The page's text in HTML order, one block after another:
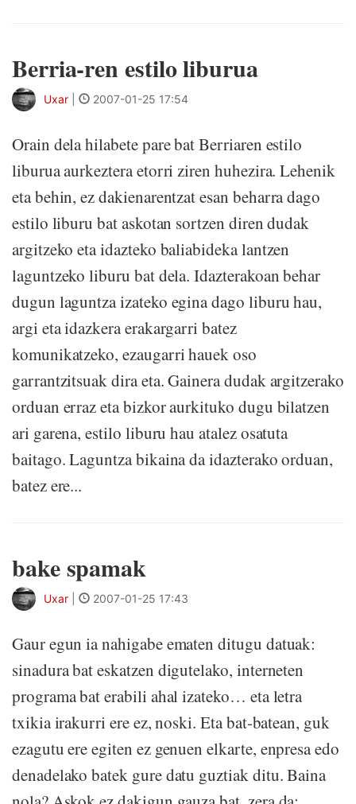
Berria-ren estilo liburua
Uxar 2007-01-25 17:54
Orain dela hilabete pare bat Berriaren estilo
liburua aurkeztera etorri ziren huhezira. Lehenik
eta behin, ez dakienarentzat esan beharra dago
estilo liburu bat askotan sortzen diren dudak
argitzeko eta idazteko baliabideka lantzen
laguntzeko liburu bat dela. Idazterakoan behar
dugun laguntza izateko egina dago liburu hau,
argi eta idazkera erakargarri batez
komunikatzeko, ezaugarri hauek oso
garrantzitsuak dira eta. Gainera dudak argitzerako
orduan erraz eta bizkor aurkituko dugu bilatzen
ari garena, estilo liburu hau atalez osatuta
baitago. Laguntza bikaina da idazterako orduan,
batez ere...
bake spamak
Uxar 2007-01-25 17:43
Gaur egun ia nahigabe ematen ditugu datuak:
sinadura bat eskatzen digutelako, interneten
programa bat erabili ahal izateko… eta letra
txikia irakurri ere ez, noski. Eta bat-batean, guk
ezagutu ere egiten ez genuen elkarte, enpresa edo
denadelako batek gure datu guztiak ditu. Baina